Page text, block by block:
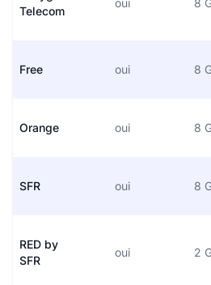
Telecom
oui 8
Free oui 8
Orange oui 8
SFR oui 8
RED by
SFR
oui 2